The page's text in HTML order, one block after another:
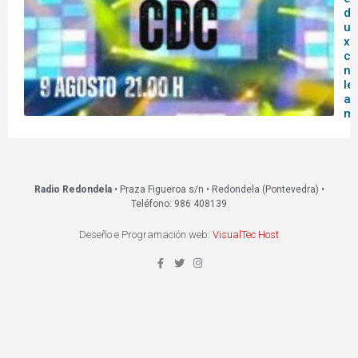
a
Radio Redondela• Praza Figueroa s/n • Redondela (Pontevedra) •
Teléfono: 986 408139
Deseño e Programación web: VisualTec Host